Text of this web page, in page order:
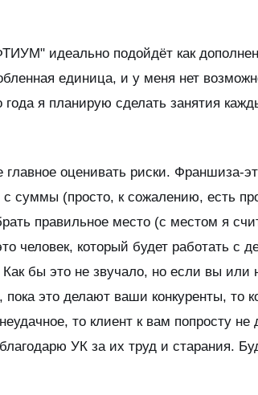
идеально подойдёт как
единица, и у меня нет
я планирую сделать занятия
оценивать риски. Франшиза-
суммы (просто, к сожалению, есть
правильное место (с местом я
человек, который будет работать с
бы это не звучало, но если вы
это делают ваши конкуренты, то
то клиент к вам попросту
УК за их труд и старания.